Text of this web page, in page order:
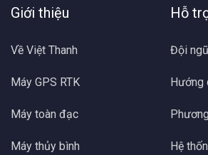
Máy thuỷ bình Kolida
Máy thủy bình Kolida KL32 là một
trọng trong các lĩnh vực xây dựng,
hình. Được sản xuất bởi hãng
thương hiệu uy tín và nổi tiếng trong
cao, độ bền vượt trội và dễ sử dụng.
Giới thiệu
Về Việt Thanh
Máy GPS RTK
Máy toàn đạc
Máy thủy bình
Hỗ
Đội
Hướng
Hệ